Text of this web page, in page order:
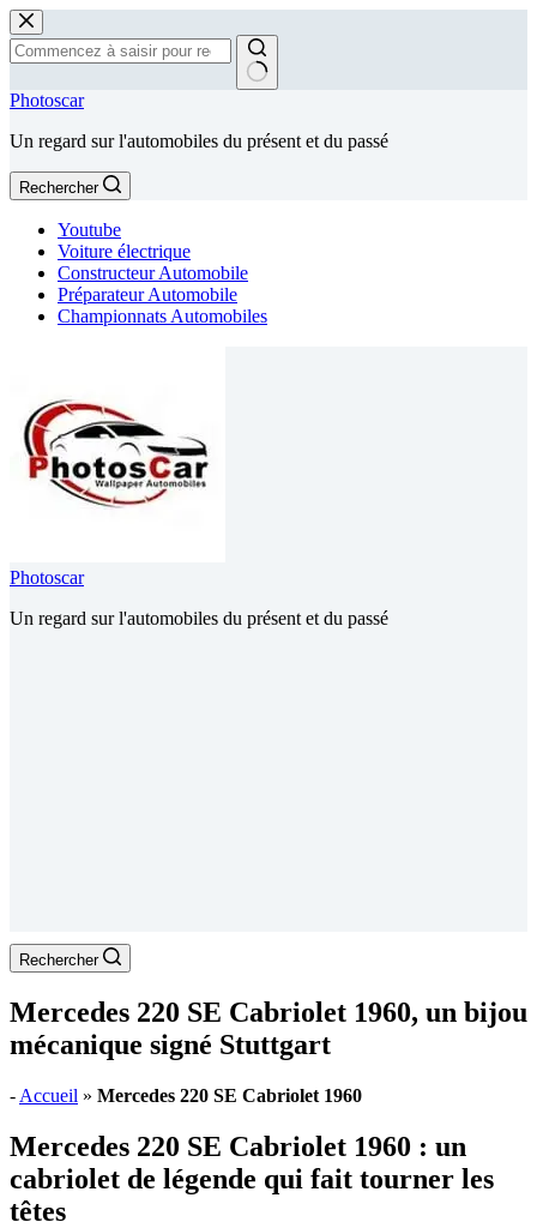
Passer
au
contenu
Aucun
Photoscar
Un regard sur l'automobiles du présent et du passé
Rechercher
Youtube
Voiture électrique
Constructeur Automobile
Préparateur Automobile
Championnats Automobiles
Photoscar
Un regard sur l'automobiles du présent et du passé
Rechercher
Mercedes 220 SE Cabriolet 1960, un bijou
mécanique signé Stuttgart
- Accueil » Mercedes 220 SE Cabriolet 1960
Mercedes 220 SE Cabriolet 1960 : un
cabriolet de légende qui fait tourner les
têtes